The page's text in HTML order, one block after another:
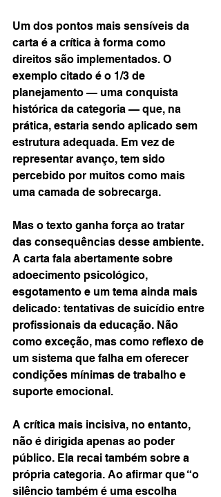
Um dos pontos mais sensíveis da
carta é a crítica à forma como
direitos são implementados. O
exemplo citado é o 1/3 de
planejamento — uma conquista
histórica da categoria — que, na
prática, estaria sendo aplicado sem
estrutura adequada. Em vez de
representar avanço, tem sido
percebido por muitos como mais
uma camada de sobrecarga.
Mas o texto ganha força ao tratar
das consequências desse ambiente.
A carta fala abertamente sobre
adoecimento psicológico,
esgotamento e um tema ainda mais
delicado: tentativas de suicídio entre
profissionais da educação. Não
como exceção, mas como reflexo de
um sistema que falha em oferecer
condições mínimas de trabalho e
suporte emocional.
A crítica mais incisiva, no entanto,
não é dirigida apenas ao poder
público. Ela recai também sobre a
própria categoria. Ao afirmar que “o
silêncio também é uma escolha